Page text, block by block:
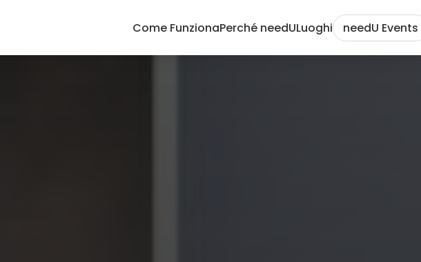
Come FunzionaPerché needULuoghi needU Events